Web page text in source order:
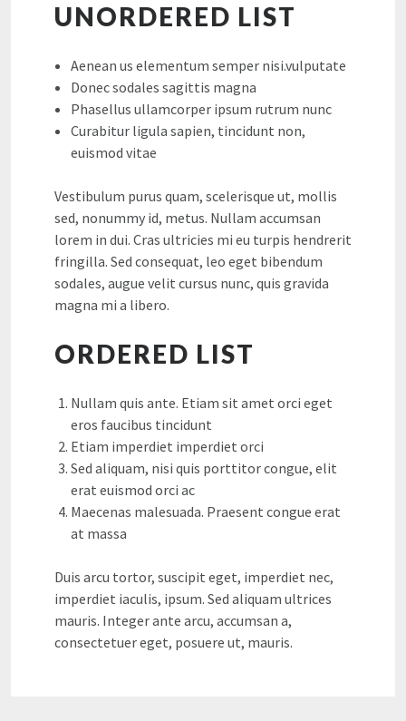
UNORDERED LIST
Aenean us elementum semper nisi.vulputate
Donec sodales sagittis magna
Phasellus ullamcorper ipsum rutrum nunc
Curabitur ligula sapien, tincidunt non,
euismod vitae
Vestibulum purus quam, scelerisque ut, mollis
sed, nonummy id, metus. Nullam accumsan
lorem in dui. Cras ultricies mi eu turpis hendrerit
fringilla. Sed consequat, leo eget bibendum
sodales, augue velit cursus nunc, quis gravida
magna mi a libero.
ORDERED LIST
Nullam quis ante. Etiam sit amet orci eget
eros faucibus tincidunt
Etiam imperdiet imperdiet orci
Sed aliquam, nisi quis porttitor congue, elit
erat euismod orci ac
Maecenas malesuada. Praesent congue erat
at massa
Duis arcu tortor, suscipit eget, imperdiet nec,
imperdiet iaculis, ipsum. Sed aliquam ultrices
mauris. Integer ante arcu, accumsan a,
consectetuer eget, posuere ut, mauris.